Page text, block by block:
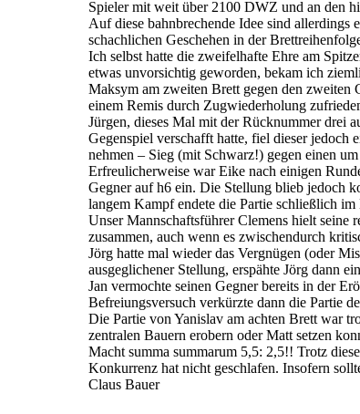
Spieler mit weit über 2100 DWZ und an den
Auf diese bahnbrechende Idee sind allerdings
schachlichen Geschehen in der
Ich selbst hatte die zweifelhafte Ehre am
etwas unvorsichtig geworden, bekam ich
Maksym am zweiten Brett gegen den zweiten
einem Remis durch Zugwiederholung
Jürgen, dieses Mal mit der Rücknummer drei
Gegenspiel verschafft hatte, fiel dieser jedoch
nehmen – Sieg (mit Schwarz!) gegen einen
Erfreulicherweise war Eike nach einigen
Gegner auf h6 ein. Die Stellung blieb jedoch
langem Kampf endete die Partie schließlich
Unser Mannschaftsführer Clemens hielt seine
zusammen, auch wenn es zwischendurch
Jörg hatte mal wieder das Vergnügen (oder
ausgeglichener Stellung, erspähte Jörg dann
Jan vermochte seinen Gegner bereits in der
Befreiungsversuch verkürzte dann die Partie
Die Partie von Yanislav am achten Brett war
zentralen Bauern erobern oder Matt setzen
Macht summa summarum 5,5: 2,5!! Trotz
Konkurrenz hat nicht geschlafen. Insofern
Claus Bauer